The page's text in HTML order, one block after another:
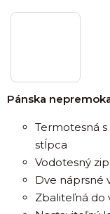
Pánska
Termotesná
stĺpca
Vodotesný
Dve náprsné
Zbaliteľná do